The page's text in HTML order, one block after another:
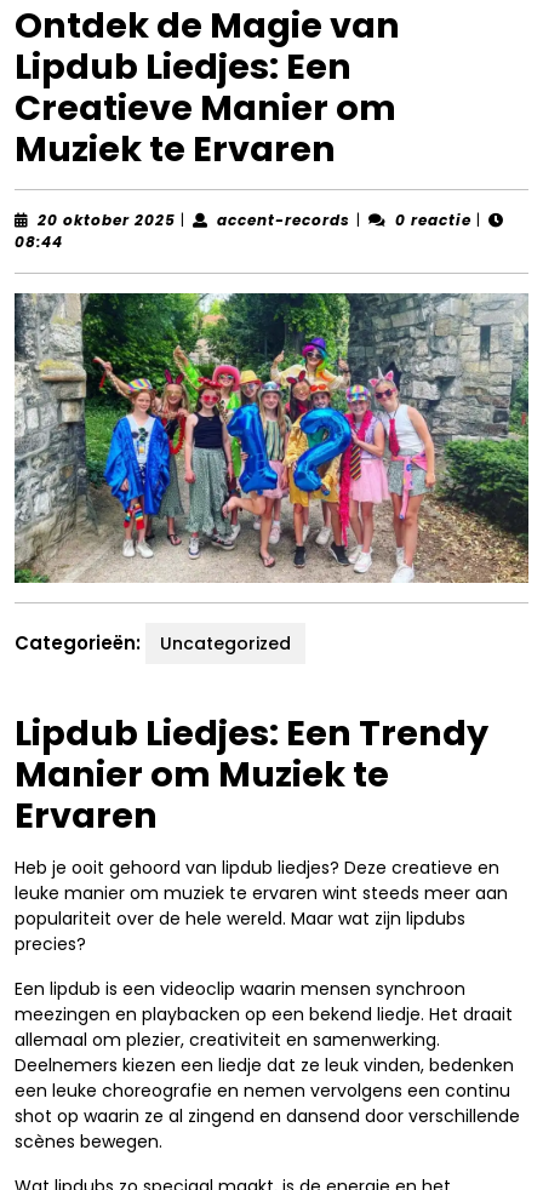
Ontdek de Magie van
Lipdub Liedjes: Een
Creatieve Manier om
Muziek te Ervaren
20 oktober 2025 20
| accent-records accent-
| 0 reactie |
08:44
Categorieën: Uncategorized
Lipdub Liedjes: Een Trendy
Manier om Muziek te
Ervaren
Heb je ooit gehoord van lipdub liedjes? Deze creatieve en
leuke manier om muziek te ervaren wint steeds meer aan
populariteit over de hele wereld. Maar wat zijn lipdubs
precies?
Een lipdub is een videoclip waarin mensen synchroon
meezingen en playbacken op een bekend liedje. Het draait
allemaal om plezier, creativiteit en samenwerking.
Deelnemers kiezen een liedje dat ze leuk vinden, bedenken
een leuke choreografie en nemen vervolgens een continu
shot op waarin ze al zingend en dansend door verschillende
scènes bewegen.